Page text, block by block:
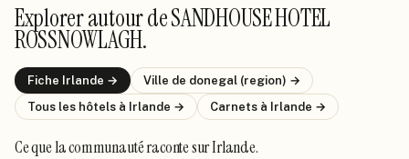
Explorer autour deSANDHOUSE HOTEL
ROSSNOWLAGH.
Fiche Irlande → Ville de donegal (region) →
Tous les hôtels à Irlande → Carnets à Irlande →
Ce que la communauté racontesur Irlande.